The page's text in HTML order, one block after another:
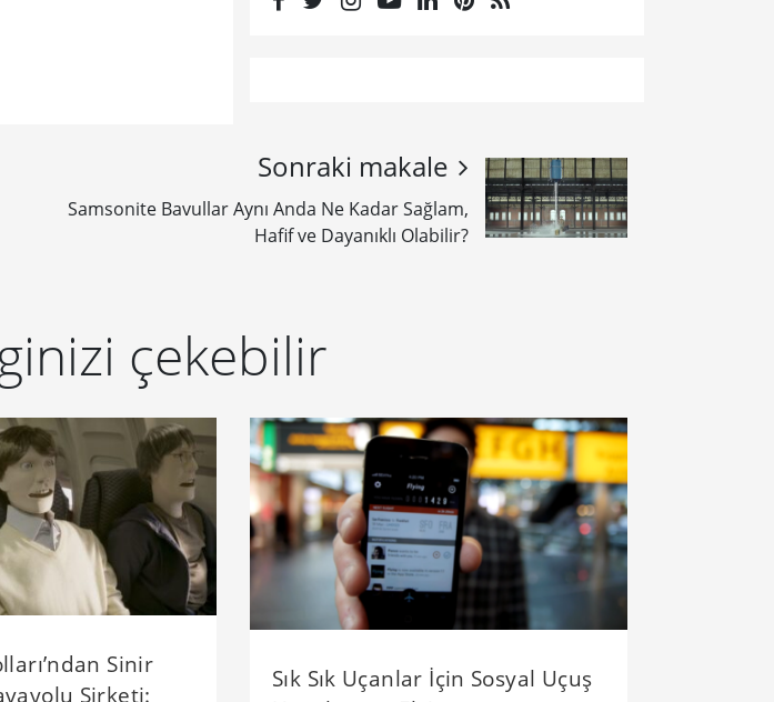
Sonraki makale
Samsonite Bavullar Aynı Anda Ne Kadar Sağlam,
Hafif ve Dayanıklı Olabilir?
çekebilir
Sinir
Şirketi:
Sık Sık Uçanlar İçin Sosyal Uçuş